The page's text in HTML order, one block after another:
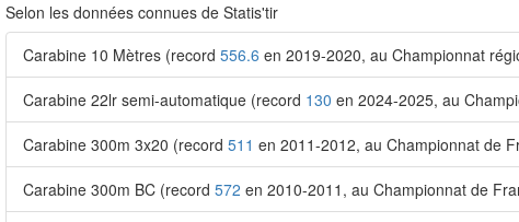
Selon les données connues de Statis'tir
Carabine 10 Mètres (record 556.6 en 2019-2020, au Championnat
Carabine 22lr semi-automatique (record 130 en 2024-2025, au
Carabine 300m 3x20 (record 511 en 2011-2012, au Championnat de
Carabine 300m BC (record 572 en 2010-2011, au Championnat de